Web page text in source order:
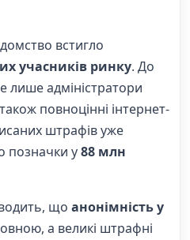
встигло
учасників ринку. До
лише адміністратори
повноцінні інтернет-
штрафів уже
позначки у88 млн
що анонімність у
а великі штрафні